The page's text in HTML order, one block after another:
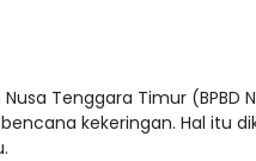
Tenggara Timur (BPBD
kekeringan. Hal itu